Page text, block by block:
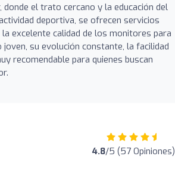
el trato cercano y la educación del
deportiva, se ofrecen servicios
excelente calidad de los monitores para
su evolución constante, la facilidad
recomendable para quienes buscan
4.8/5 (57 Opiniones)